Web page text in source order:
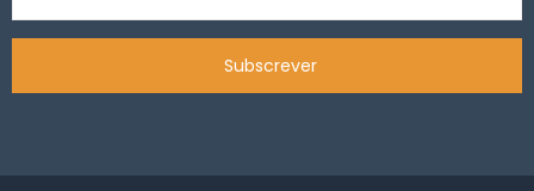
Subscrever